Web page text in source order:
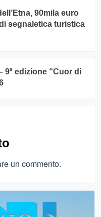
90mila euro
segnaletica turistica
9ª edizione “Cuor di
un commento.